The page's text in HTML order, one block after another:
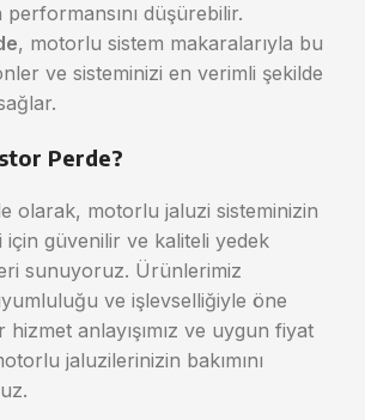
performansını düşürebilir.
, motorlu sistem makaralarıyla bu
ve sisteminizi en verimli şekilde
Perde?
olarak, motorlu jaluzi sisteminizin
için güvenilir ve kaliteli yedek
sunuyoruz. Ürünlerimiz
ve işlevselliğiyle öne
hizmet anlayışımız ve uygun fiyat
jaluzilerinizin bakımını